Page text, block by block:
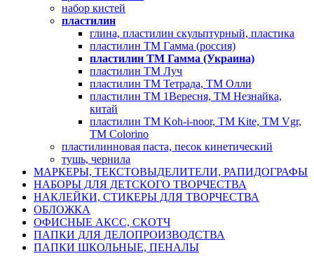
набор кистей
пластилин
глина, пластилин скульптурный, пластика
пластилин TM Гамма (россия)
пластилин TM Гамма (Украина)
пластилин TM Луч
пластилин TM Тетрада, TM Олли
пластилин ТМ 1Вересня, ТМ Незнайка,
китай
пластилин ТМ Koh-i-noor, TM Kite, ТМ Vgr,
TM Colorino
пластилинновая паста, песок кинетический
тушь, чернила
МАРКЕРЫ, ТЕКСТОВЫДЕЛИТЕЛИ, РАПИДОГРАФЫ
НАБОРЫ ДЛЯ ДЕТСКОГО ТВОРЧЕСТВА
НАКЛЕЙКИ, СТИКЕРЫ ДЛЯ ТВОРЧЕСТВА
ОБЛОЖКА
ОФИСНЫЕ АКСС, СКОТЧ
ПАПКИ ДЛЯ ДЕЛОПРОИЗВОДСТВА
ПАПКИ ШКОЛЬНЫЕ, ПЕНАЛЫ